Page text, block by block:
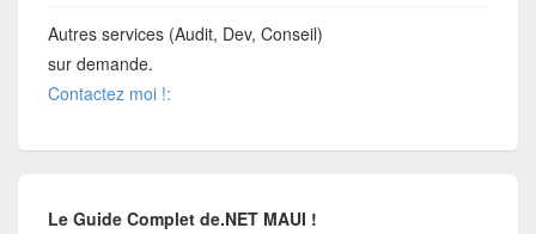
Autres services (Audit, Dev, Conseil)
sur demande.
Contactez moi !:
Le Guide Complet de.NET MAUI !